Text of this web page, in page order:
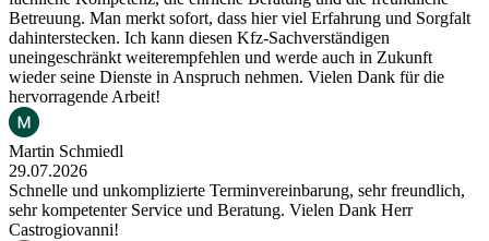
Betreuung. Man merkt sofort, dass hier viel Erfahrung und Sorgfalt
dahinterstecken. Ich kann diesen Kfz-Sachverständigen
uneingeschränkt weiterempfehlen und werde auch in Zukunft
wieder seine Dienste in Anspruch nehmen. Vielen Dank für die
hervorragende Arbeit!
Martin Schmiedl
29.07.2026
Schnelle und unkomplizierte Terminvereinbarung, sehr freundlich,
sehr kompetenter Service und Beratung. Vielen Dank Herr
Castrogiovanni!